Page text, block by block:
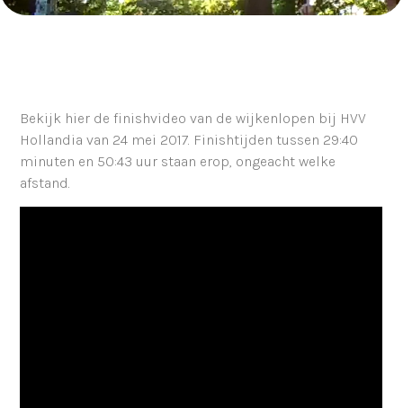
Bekijk hier de finishvideo van de wijkenlopen bij HVV
Hollandia van 24 mei 2017. Finishtijden tussen 29:40
minuten en 50:43 uur staan erop, ongeacht welke
afstand.